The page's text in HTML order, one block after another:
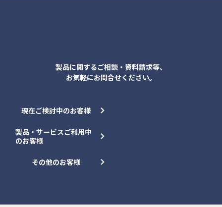
製品に関するご相談・資料請求等、
お気軽にお問合せください。
現在ご検討中のお客様
製品・サービスご利用中
のお客様
その他のお客様